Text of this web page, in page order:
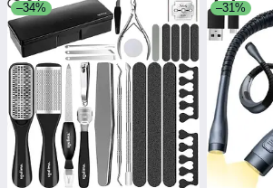
–34% –31%